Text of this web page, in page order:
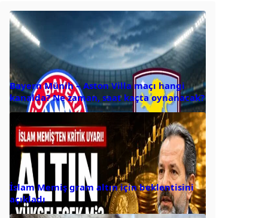
Bayern Münih – Aston Villa maçı hangi
kanalda? Ne zaman, saat kaçta oynanacak?
İslam Memiş gram altın için beklentisini
açıkladı